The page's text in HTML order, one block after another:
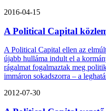
2016-04-15
A Political Capital
A Political Capital ellen az
újabb hulláma indult el a
rágalmat fogalmaztak meg
immáron sokadszorra – a
2012-07-30